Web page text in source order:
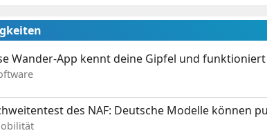
Wander-App kennt deine Gipfel und
des NAF: Deutsche Modelle können